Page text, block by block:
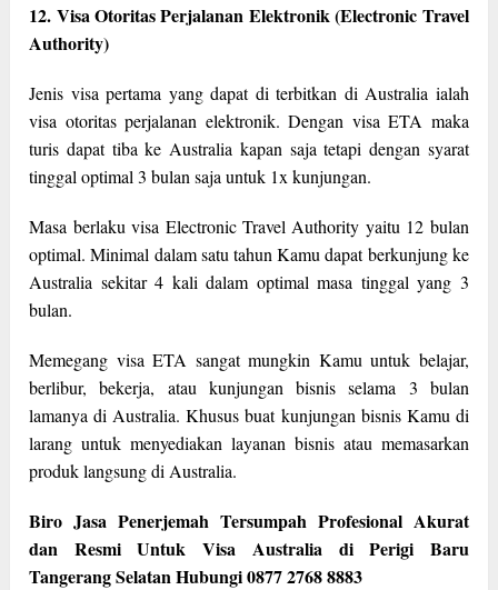
12. Visa Otoritas Perjalanan Elektronik (Electronic Travel
Authority)
Jenis visa pertama yang dapat di terbitkan di Australia ialah
visa otoritas perjalanan elektronik. Dengan visa ETA maka
turis dapat tiba ke Australia kapan saja tetapi dengan syarat
tinggal optimal 3 bulan saja untuk 1x kunjungan.
Masa berlaku visa Electronic Travel Authority yaitu 12 bulan
optimal. Minimal dalam satu tahun Kamu dapat berkunjung ke
Australia sekitar 4 kali dalam optimal masa tinggal yang 3
bulan.
Memegang visa ETA sangat mungkin Kamu untuk belajar,
berlibur, bekerja, atau kunjungan bisnis selama 3 bulan
lamanya di Australia. Khusus buat kunjungan bisnis Kamu di
larang untuk menyediakan layanan bisnis atau memasarkan
produk langsung di Australia.
Biro Jasa Penerjemah Tersumpah Profesional Akurat
dan Resmi Untuk Visa Australia di Perigi Baru
Tangerang Selatan Hubungi 0877 2768 8883